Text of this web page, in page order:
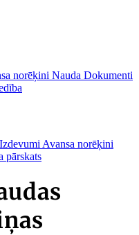
norēķini Nauda Dokumenti
Izdevumi Avansa norēķini
pārskats